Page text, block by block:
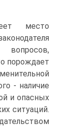
место
вопросов,
порождает
- наличие
и опасных
ситуаций.